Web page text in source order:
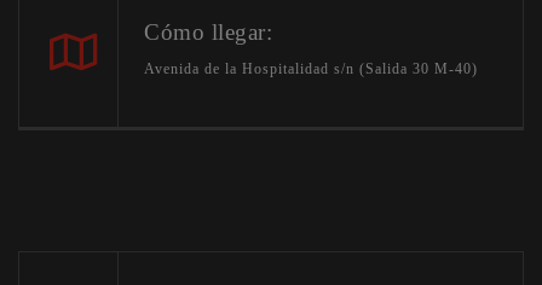
Cómo llegar:
Avenida de la Hospitalidad s/n (Salida 30 M-40)